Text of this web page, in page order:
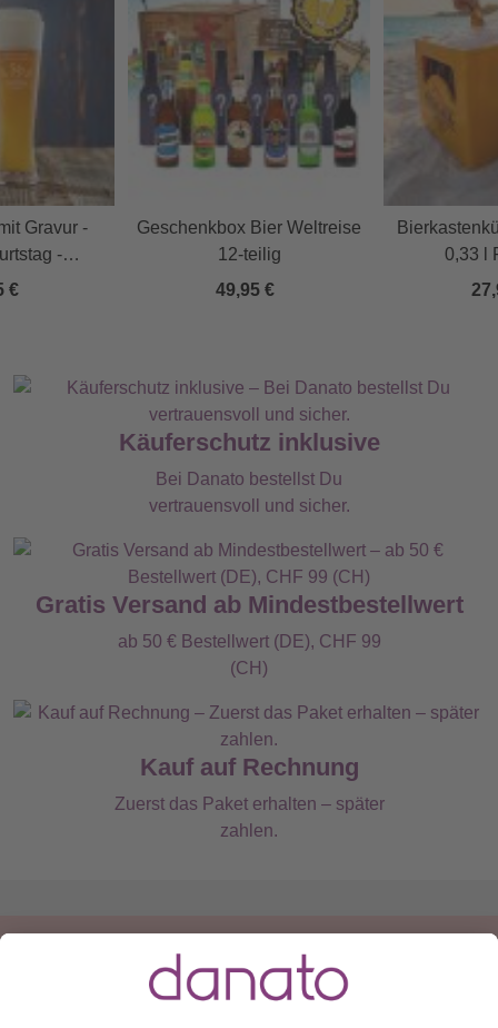
Gravur -
-
€
Geschenkbox Bier Weltreise
12-teilig
49,95 €
0,33 l
Käuferschutz inklusive
Bei Danato bestellst Du
vertrauensvoll und sicher.
Gratis Versand ab Mindestbestellwert
ab 50 € Bestellwert (DE), CHF 99
(CH)
Kauf auf Rechnung
Zuerst das Paket erhalten – später
zahlen.
Du hast eine Frage?
+49 (0) 511 51 56 0300